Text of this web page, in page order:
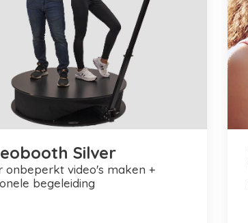
Silver
begeleiding